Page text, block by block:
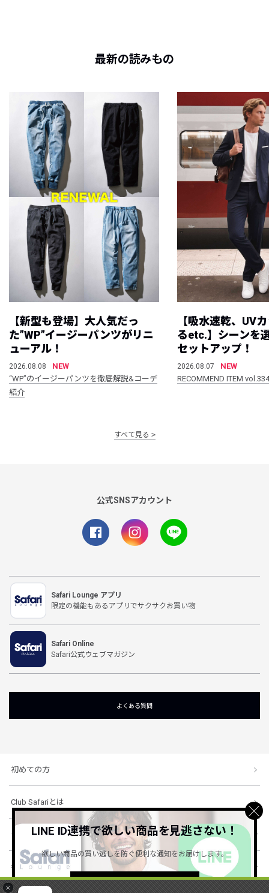
×
最新の読みもの
【新型も登場】大人気だっ
た”WP”イージーパンツがリニ
ューアル！
2026.08.08
NEW
“WP”のイージーパンツを徹底解説&コーデ
紹介
【吸水速乾、UV
るetc.】シーンを
セットアップ！
2026.08.07
NEW
RECOMMEND ITEM vol.334
すべて見る
公式SNSアカウント
Safari Lounge アプリ
限定の機能もあるアプリでサクサクお買い物
Safari Online
Safari公式ウェブマガジン
よくある質問
初めての方
Club Safariとは
ショッピングガイド
会社概要・規約
LINE ID連携で欲しい商品を見逃さない！
欲しい商品の買い逃しを防ぐ便利な通知をお届けします。
詳しくはこちら ＞